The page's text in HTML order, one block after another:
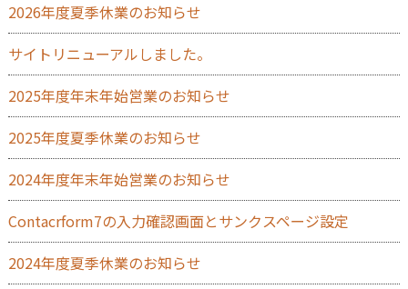
2026年度夏季休業のお知らせ
サイトリニューアルしました。
2025年度年末年始営業のお知らせ
2025年度夏季休業のお知らせ
2024年度年末年始営業のお知らせ
Contacrform7の入力確認画面とサンクスページ設定
2024年度夏季休業のお知らせ